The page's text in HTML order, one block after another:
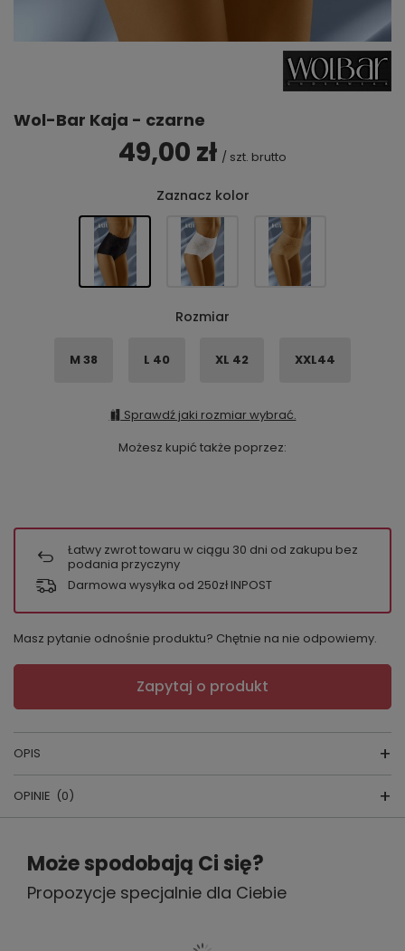
Wol-Bar Kaja - czarne
49,00 zł / szt. brutto
Zaznacz kolor
Rozmiar
M 38 L 40 XL 42 XXL44
Sprawdź jaki rozmiar wybrać.
Możesz kupić także poprzez:
Łatwy zwrot towaru w ciągu 30 dni od zakupu bez
podania przyczyny
Darmowa wysyłka od 250zł INPOST
Masz pytanie odnośnie produktu? Chętnie na nie odpowiemy.
Zapytaj o produkt
OPIS
FIGI Kaja
KOLOR: biały,czarny
PRODUCENT:Wol-Bar
OPINIE (0)
Napisz swoją opinię
Twoja ocena:
Może spodobają Ci się?
Propozycje specjalnie dla Ciebie